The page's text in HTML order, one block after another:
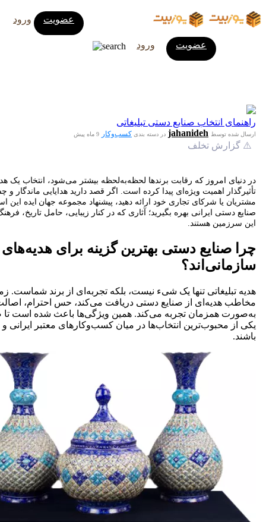
ورود عضویت
ورود عضویت
راهنمای انتخاب صنایع دستی تبلیغاتی
ارسال شده توسط jahanideh در دسته بندی کسب‌وکار 9 ماه پیش
⚠️ گزارش تخلف
در دنیای امروز که رقابت برندها لحظه‌به‌لحظه بیشتر می‌شود، انتخاب یک
تأثیرگذار اهمیت ویژه‌ای پیدا کرده است. اگر قصد دارید هدایایی ماندگار و
مشتریان یا شرکای تجاری خود ارائه دهید، پیشنهاد مجموعه جهان ایده این
صنایع دستی ایرانی بهره بگیرید؛ آثاری که در کنار زیبایی، حامل تاریخ،
این سرزمین هستند.
چرا صنایع دستی بهترین گزینه برای هدیه‌های
سازمانی‌اند؟
هدیه تبلیغاتی تنها یک شیء نیست، بلکه تجربه‌ای از برند شماست.
مخاطب هدیه‌ای از صنایع دستی دریافت می‌کند، حس احترام، اصالت
به‌صورت همزمان تجربه می‌کند. همین ویژگی‌ها باعث شده است تا
یکی از محبوب‌ترین انتخاب‌ها در میان کسب‌وکارهای معتبر ایرانی و
باشند.